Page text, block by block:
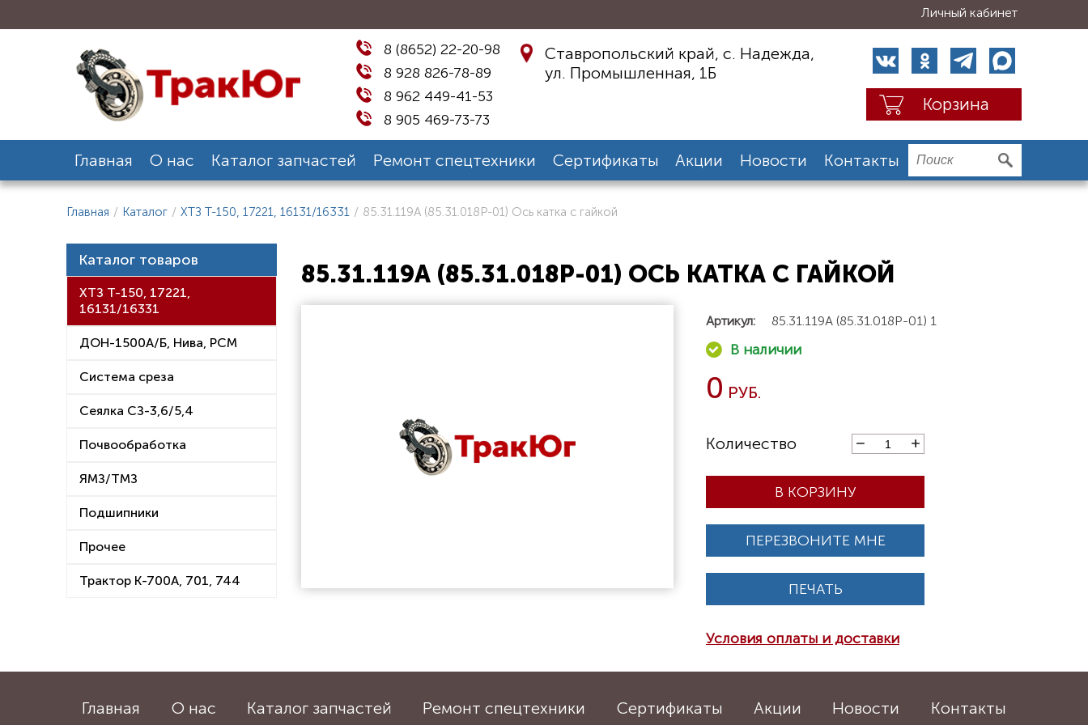
Личный кабинет
8 (8652) 22-20-98
8 928 826-78-89
8 962 449-41-53
8 905 469-73-73
Ставропольский край, с. Надежда,
ул. Промышленная, 1Б
Корзина
Главная О нас Каталог запчастей Ремонт спецтехники Сертификаты Акции Новости Контакты
Главная / Каталог / ХТЗ Т-150, 17221, 16131/16331 / 85.31.119А (85.31.018Р-01) Ось катка с гайкой
Каталог товаров
ХТЗ Т-150, 17221,
16131/16331
ДОН-1500А/Б, Нива, РСМ
Система среза
Сеялка СЗ-3,6/5,4
Почвообработка
ЯМЗ/ТМЗ
Подшипники
Прочее
Трактор К-700А, 701, 744
85.31.119А (85.31.018Р-01) ОСЬ КАТКА С ГАЙКОЙ
Артикул: 85.31.119А (85.31.018Р-01) 1
0
В КОРЗИНУ
ПЕРЕЗВОНИТЕ МНЕ
ПЕЧАТЬ
Условия оплаты и доставки
Главная О нас Каталог запчастей Ремонт спецтехники Сертификаты Акции Новости Контакты